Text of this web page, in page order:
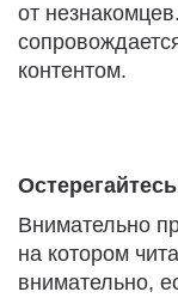
от
контентом.
Внимательно
на котором
внимательно,